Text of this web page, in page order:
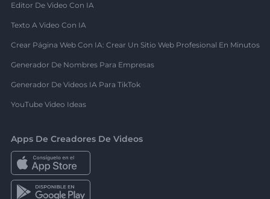
Editor De Video Con IA
Texto A Video Con IA
Crear Página Web Con IA: Crear Un Sitio Web Profesional En Minutos
Generador De Nombres Para Empresas
Generador De Videos IA Para TikTok
YouTube Video Ideas
Apps De Creadores De Videos